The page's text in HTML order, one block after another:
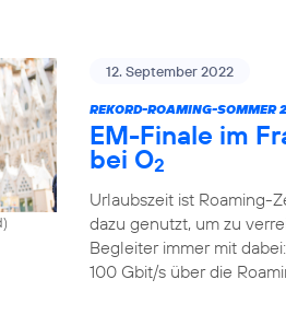
12. September 2022
REKORD-ROAMING-SOMMER
EM-Finale im
bei O2
Urlaubszeit ist Roaming-
dazu genutzt, um zu
Begleiter immer mit
100 Gbit/s über die